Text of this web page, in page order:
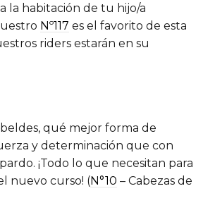
la habitación de tu hijo/a
Nº117 es el favorito de esta
riders estarán en su
qué mejor forma de
y determinación que con
¡Todo lo que necesitan para
nuevo curso! (N°10 – Cabezas de